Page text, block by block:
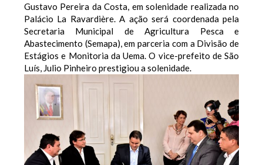
Gustavo Pereira da Costa, em solenidade realizada no
Palácio La Ravardière. A ação será coordenada pela
Secretaria Municipal de Agricultura Pesca e
Abastecimento (Semapa), em parceria com a Divisão de
Estágios e Monitoria da Uema. O vice-prefeito de São
Luís, Julio Pinheiro prestigiou a solenidade.